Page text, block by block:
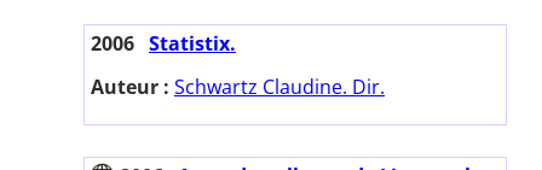
2006 Statistix.
Auteur : Schwartz Claudine. Dir.